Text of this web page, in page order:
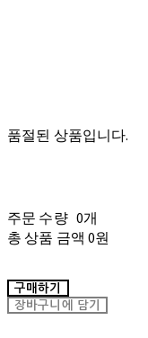
품절된 상품입니다.
주문 수량 0개
총 상품 금액 0원
구매하기
장바구니에 담기